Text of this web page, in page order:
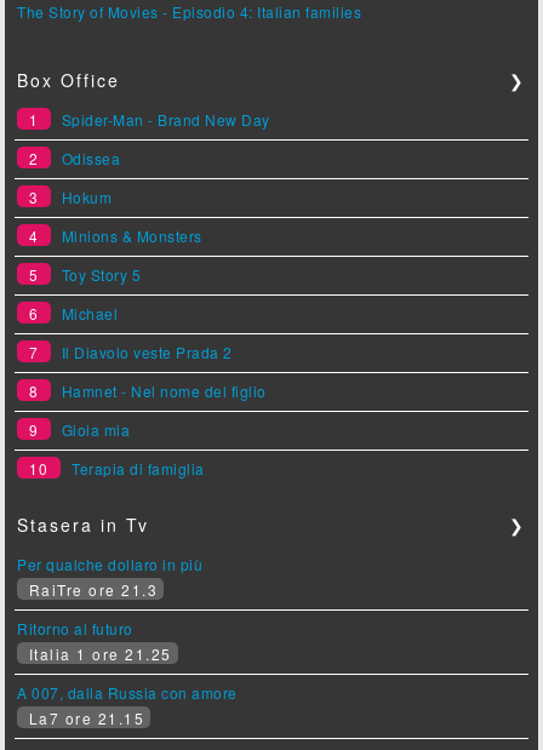
The Story of Movies - Episodio 4: Italian families
Box Office ❯
1
Spider-Man - Brand New Day
2
Odissea
3
Hokum
4
Minions & Monsters
5
Toy Story 5
6
Michael
7
Il Diavolo veste Prada 2
8
Hamnet - Nel nome del figlio
9
Gioia mia
10
Terapia di famiglia
Stasera in Tv ❯
Per qualche dollaro in più
RaiTre ore 21.3
Ritorno al futuro
Italia 1 ore 21.25
A 007, dalla Russia con amore
La7 ore 21.15